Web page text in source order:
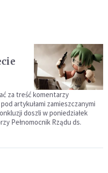
za treść komentarzy
artykułami zamieszczanymi
doszli w poniedziałek
Pełnomocnik Rządu ds.